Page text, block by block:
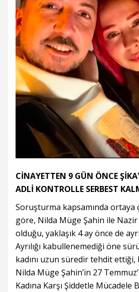
CİNAYETTEN 9 GÜN ÖNCE
ADLİ KONTROLLE SERBEST
Soruşturma kapsamında ortaya
göre, Nilda Müge Şahin ile Nazir
olduğu, yaklaşık 4 ay önce de
Ayrılığı kabullenemediği öne
kadını uzun süredir tehdit
Nilda Müge Şahin’in 27
Kadına Karşı Şiddetle Mücadele